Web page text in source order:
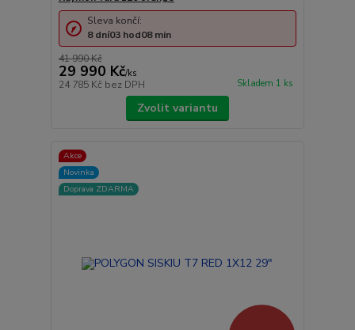
41 990 Kč
29 990 Kč/ks
24 785 Kč bez DPH Skladem 1 ks
Sleva končí:
8 dní03 hod08min
Zvolit variantu
Akce
Novinka
Doprava ZDARMA